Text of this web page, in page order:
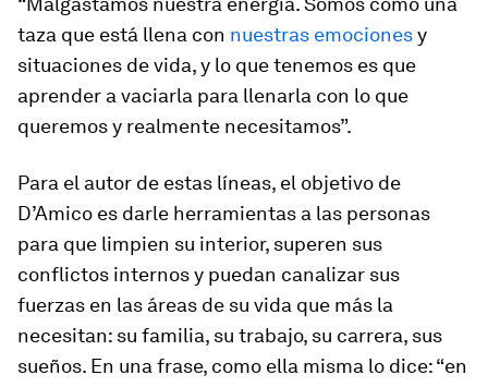
taza que está llena con nuestras emocionesy
situaciones de vida, y lo que tenemos es que
aprender a vaciarla para llenarla con lo que
queremos y realmente necesitamos”.
Para el autor de estas líneas, el objetivo de
D’Amico es darle herramientas a las personas
para que limpien su interior, superen sus
conflictos internos y puedan canalizar sus
fuerzas en las áreas de su vida que más la
necesitan: su familia, su trabajo, su carrera, sus
sueños. En una frase, como ella misma lo dice: “en